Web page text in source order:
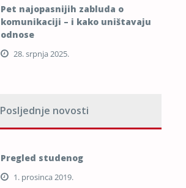
Pet najopasnijih zabluda o
komunikaciji – i kako uništavaju
odnose
28. srpnja 2025.
Posljednje novosti
Pregled studenog
1. prosinca 2019.